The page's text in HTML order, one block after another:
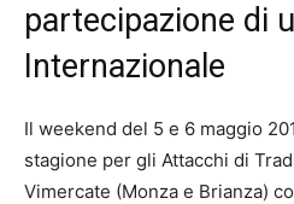
partecipazione di
Internazionale
Il weekend del 5 e 6 maggio
stagione per gli Attacchi di
Vimercate (Monza e Brianza)